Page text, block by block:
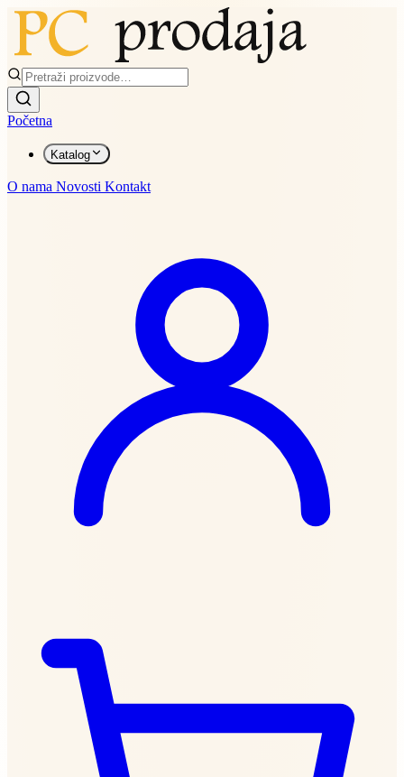
Početna
Katalog
O nama Novosti Kontakt